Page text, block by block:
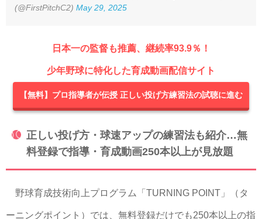
(@FirstPitchC2) May 29, 2025
日本一の監督も推薦、継続率93.9％！
少年野球に特化した育成動画配信サイト
【無料】プロ指導者が伝授 正しい投げ方練習法の試聴に進む
正しい投げ方・球速アップの練習法も紹介…無
料登録で指導・育成動画250本以上が見放題
野球育成技術向上プログラム「TURNING POINT」（タ
ーニングポイント）では、無料登録だけでも250本以上の指